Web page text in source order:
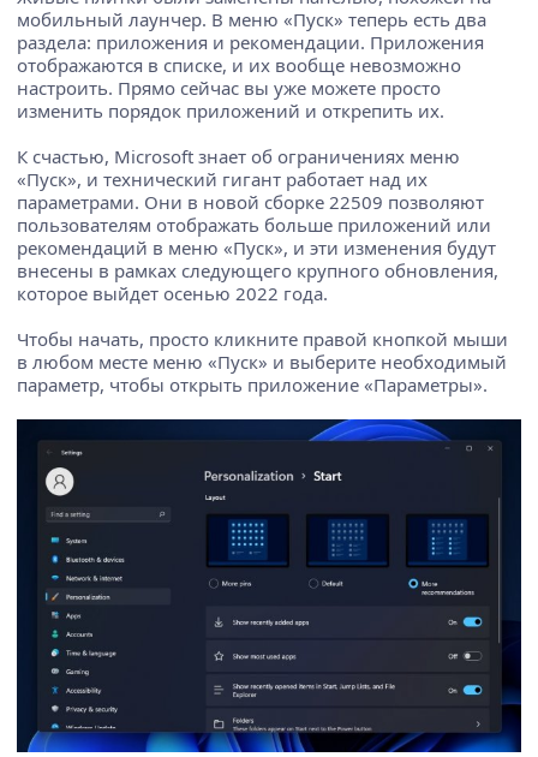
мобильный лаунчер. В меню «Пуск» теперь есть два
раздела: приложения и рекомендации. Приложения
отображаются в списке, и их вообще невозможно
настроить. Прямо сейчас вы уже можете просто
изменить порядок приложений и открепить их.
К счастью, Microsoft знает об ограничениях меню
«Пуск», и технический гигант работает над их
параметрами. Они в новой сборке 22509 позволяют
пользователям отображать больше приложений или
рекомендаций в меню «Пуск», и эти изменения будут
внесены в рамках следующего крупного обновления,
которое выйдет осенью 2022 года.
Чтобы начать, просто кликните правой кнопкой мыши
в любом месте меню «Пуск» и выберите необходимый
параметр, чтобы открыть приложение «Параметры».